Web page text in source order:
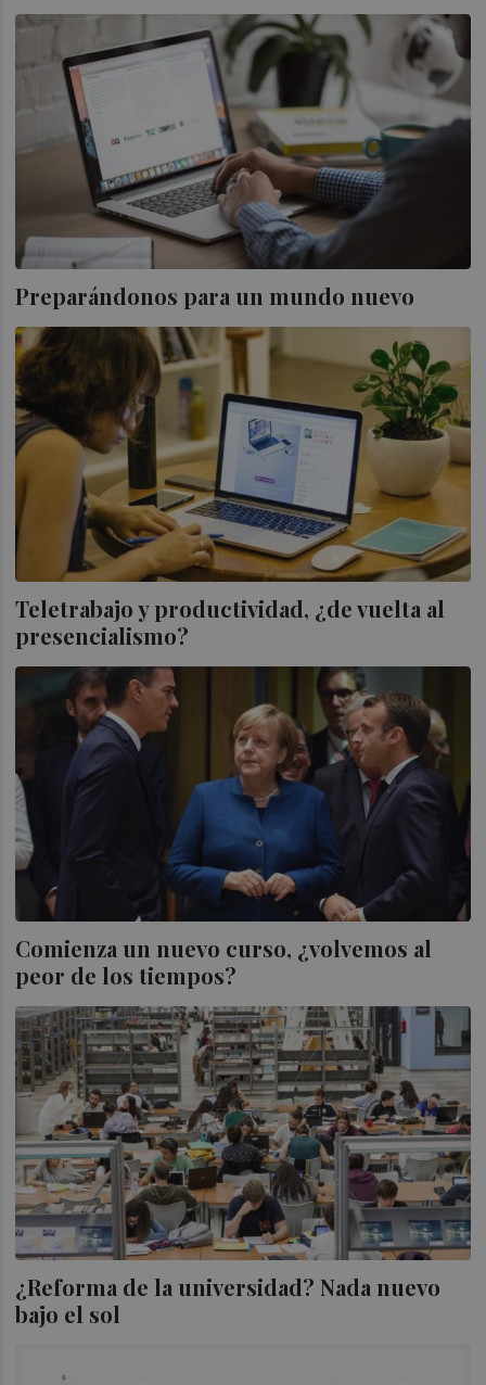
Preparándonos para un mundo nuevo
Teletrabajo y productividad, ¿de vuelta al
presencialismo?
Comienza un nuevo curso, ¿volvemos al
peor de los tiempos?
¿Reforma de la universidad? Nada nuevo
bajo el sol